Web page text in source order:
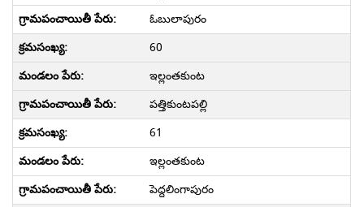
ఓబులాపురం
60
ఇల్లంతకుంట
పత్తికుంటపల్లి
61
ఇల్లంతకుంట
పెద్దలింగాపురం